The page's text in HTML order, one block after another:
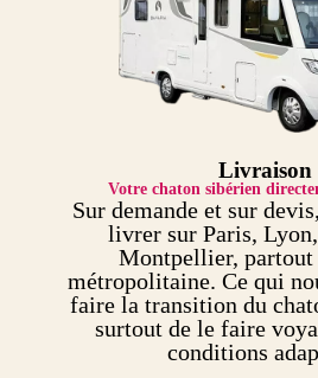
Livraison
Votre chaton sibérien
Sur demande et sur
livrer sur Paris,
Montpellier, partout
métropolitaine. Ce qui
faire la transition du
surtout de le faire
conditions